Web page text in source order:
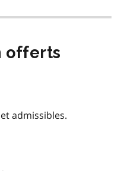
offerts
admissibles.